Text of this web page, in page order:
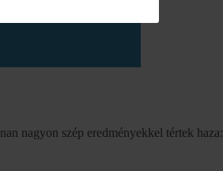
nagyon szép eredményekkel tértek haza: